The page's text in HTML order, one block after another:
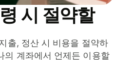
시 절약할
출, 정산 시 비용을 절약하
의 계좌에서 언제든 이용할